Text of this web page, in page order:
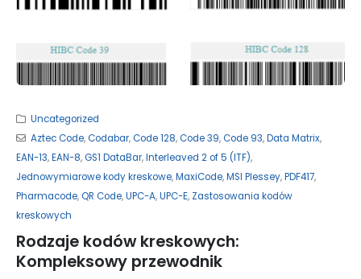
Uncategorized
Aztec Code,Codabar,Code 128,Code 39,Code 93,Data Matrix,
EAN-13,EAN-8,GS1 DataBar,Interleaved 2 of 5 (ITF),
Jednowymiarowe kody kreskowe,MaxiCode,MSI Plessey,PDF417,
Pharmacode,QR Code,UPC-A,UPC-E, Zastosowania kodów
kreskowych
Rodzaje kodów kreskowych:
Kompleksowy przewodnik